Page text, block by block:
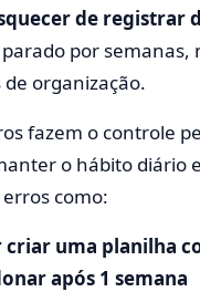
de registrar
por
organização.
fazem o controle
o hábito diário
como:
criar uma planilha
após 1 semana